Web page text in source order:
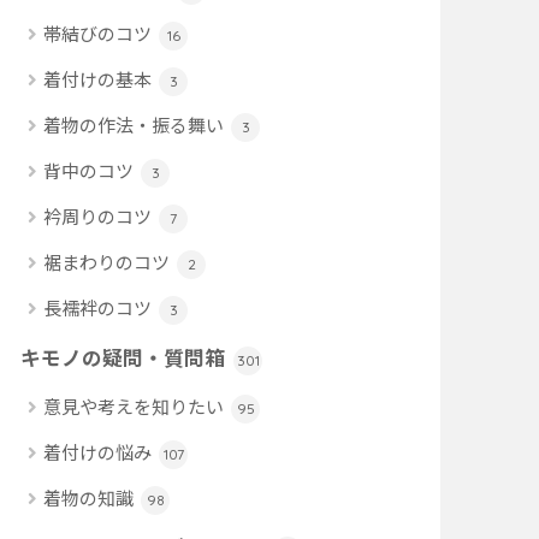
帯結びのコツ
16
着付けの基本 3
着物の作法・振る舞い 3
背中のコツ 3
衿周りのコツ 7
裾まわりのコツ 2
長襦袢のコツ 3
キモノの疑問・質問箱 301
意見や考えを知りたい 95
着付けの悩み 107
着物の知識 98